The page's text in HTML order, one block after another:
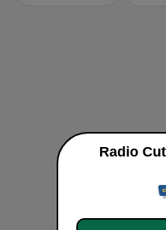
Radio